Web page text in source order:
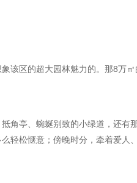
该区的超大园林魅力的。那8万
角亭、蜿蜒别致的小绿道，还
轻松惬意；傍晚时分，牵着爱人